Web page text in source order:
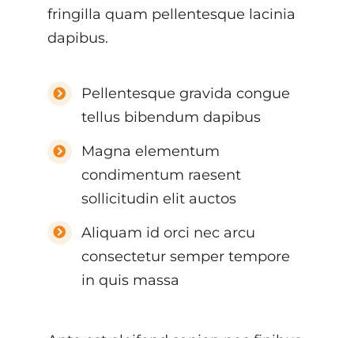
fringilla quam pellentesque lacinia
dapibus.
Pellentesque gravida congue
tellus bibendum dapibus
Magna elementum
condimentum raesent
sollicitudin elit auctos
Aliquam id orci nec arcu
consectetur semper tempore
in quis massa